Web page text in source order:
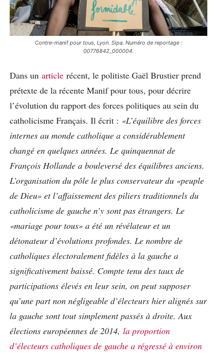
Contre-manif pour tous, Lyon. Sipa. Numéro de reportage :
00776842_000004.
Dans un article récent, le politiste Gaël Brustier prend
prétexte de la récente Manif pour tous, pour décrire
l’évolution du rapport des forces politiques au sein du
catholicisme Français. Il écrit : «L’équilibre des forces
internes au monde catholique a considérablement
changé en quelques années. Le quinquennat de
François Hollande a bouleversé des équilibres anciens.
L’organisation du pôle le plus conservateur du «peuple
de Dieu» et l’affaissement des piliers traditionnels du
catholicisme de gauche n’y sont pas étrangers. Le
«mariage pour tous» a été un révélateur et un
détonateur d’évolutions profondes. Le nombre de
catholiques électoralement fidèles à la gauche a
significativement baissé. Compte tenu des taux de
participations élevés en leur sein, on peut supposer
qu’une part non négligeable d’électeurs hier alignés sur
la gauche sont tout simplement passés à droite. Aux
élections européennes de 2014, la proportion
d’électeurs catholiques de gauche a régressé à environ